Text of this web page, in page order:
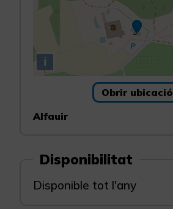
i
Obrir ubicació
Alfauir
Disponibilitat
Disponible tot l'any